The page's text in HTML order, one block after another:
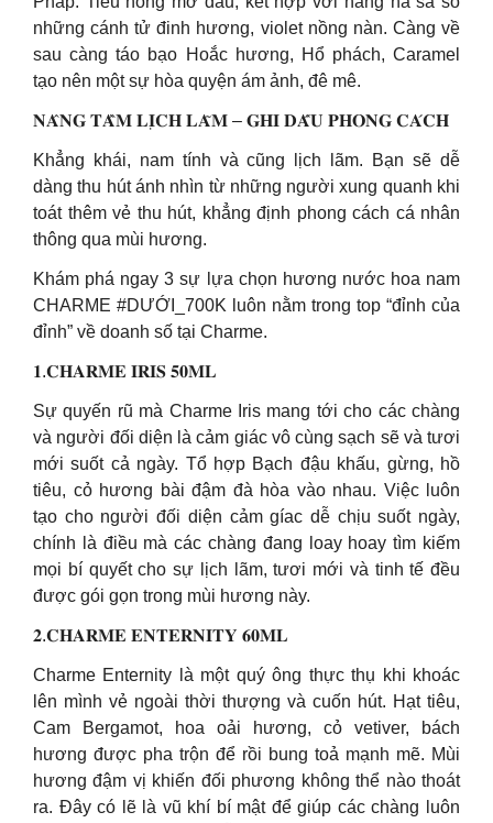
những cánh tử đinh hương, violet nồng nàn. Càng về
sau càng táo bạo Hoắc hương, Hổ phách, Caramel
tạo nên một sự hòa quyện ám ảnh, đê mê.
𝐍𝐀̂𝐍𝐆 𝐓𝐀̂̀𝐌 𝐋𝐈̣𝐂𝐇 𝐋𝐀̃𝐌 – 𝐆𝐇𝐈 𝐃𝐀̂́𝐔 𝐏𝐇𝐎𝐍𝐆 𝐂𝐀́𝐂𝐇
Khẳng khái, nam tính và cũng lịch lãm. Bạn sẽ dễ
dàng thu hút ánh nhìn từ những người xung quanh khi
toát thêm vẻ thu hút, khẳng định phong cách cá nhân
thông qua mùi hương.
Khám phá ngay 3 sự lựa chọn hương nước hoa nam
CHARME #DƯỚI_700K luôn nằm trong top “đỉnh của
đỉnh” về doanh số tại Charme.
𝟏.𝐂𝐇𝐀𝐑𝐌𝐄 𝐈𝐑𝐈𝐒 𝟓𝟎𝐌𝐋
Sự quyến rũ mà Charme Iris mang tới cho các chàng
và người đối diện là cảm giác vô cùng sạch sẽ và tươi
mới suốt cả ngày. Tổ hợp Bạch đậu khấu, gừng, hồ
tiêu, cỏ hương bài đậm đà hòa vào nhau. Việc luôn
tạo cho người đối diện cảm gíac dễ chịu suốt ngày,
chính là điều mà các chàng đang loay hoay tìm kiếm
mọi bí quyết cho sự lịch lãm, tươi mới và tinh tế đều
được gói gọn trong mùi hương này.
𝟐.𝐂𝐇𝐀𝐑𝐌𝐄 𝐄𝐍𝐓𝐄𝐑𝐍𝐈𝐓𝐘 𝟔𝟎𝐌𝐋
Charme Enternity là một quý ông thực thụ khi khoác
lên mình vẻ ngoài thời thượng và cuốn hút. Hạt tiêu,
Cam Bergamot, hoa oải hương, cỏ vetiver, bách
hương được pha trộn để rồi bung toả mạnh mẽ. Mùi
hương đậm vị khiến đối phương không thể nào thoát
ra. Đây có lẽ là vũ khí bí mật để giúp các chàng luôn